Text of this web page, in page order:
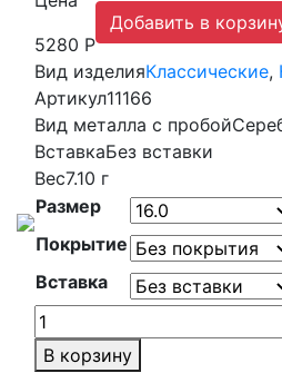
5280 Р
Добавить в
Вид изделияКлассические,
Артикул11166
Вид металла с пробой
ВставкаБез вставки
Вес7.10 г
Размер
Покрытие
Вставка
Количество
товара
Кольцо
В корзину